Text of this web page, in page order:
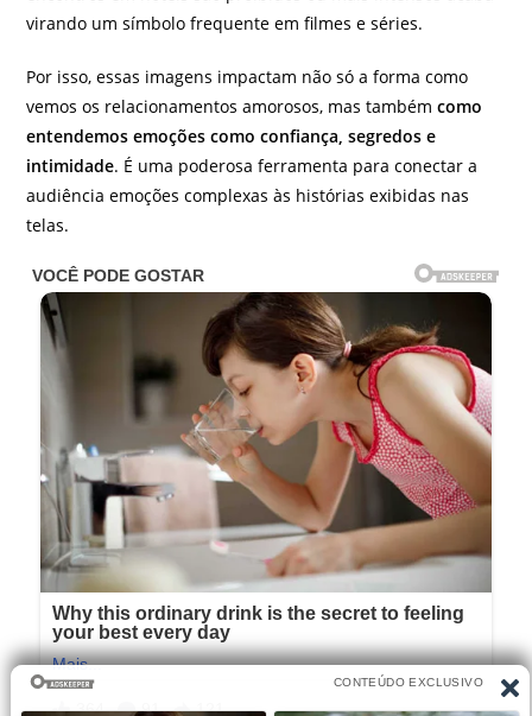
virando um símbolo frequente em filmes e séries.
Por isso, essas imagens impactam não só a forma como
vemos os relacionamentos amorosos, mas tambémcomo
entendemos emoções como confiança, segredos e
intimidade. É uma poderosa ferramenta para conectar a
audiência emoções complexas às histórias exibidas nas
telas.